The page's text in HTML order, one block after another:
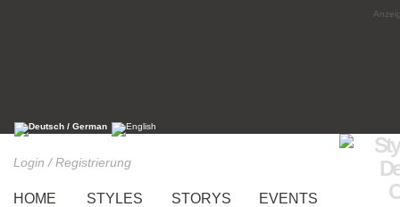
Login / Registrierung
HOME STYLES STORYS EVENTS